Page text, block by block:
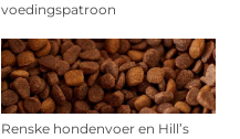
voedingspatroon
Renske hondenvoer en Hill’s